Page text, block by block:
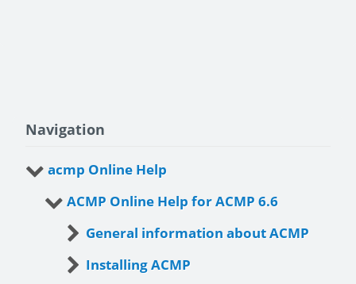
Navigation
acmp Online Help
ACMP Online Help for ACMP 6.6
General information about ACMP
Installing ACMP